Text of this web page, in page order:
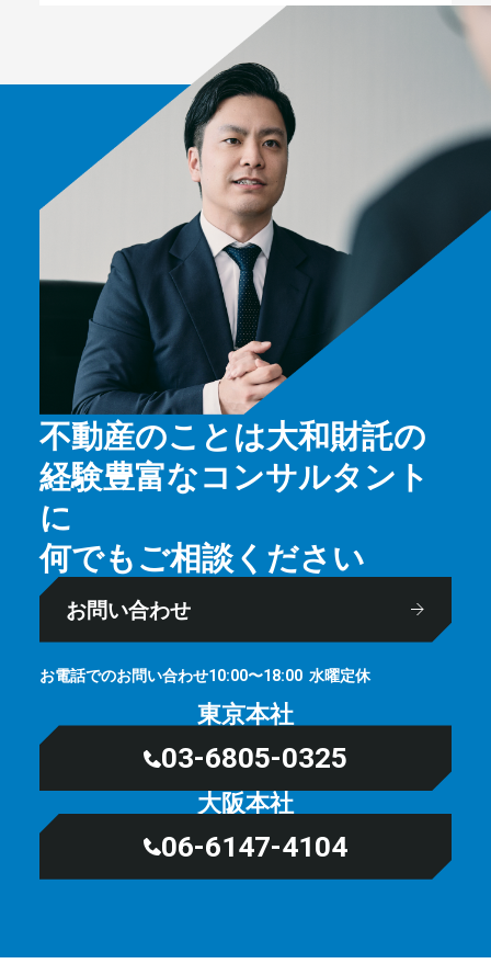
不動産のことは大和財託の
経験豊富なコンサルタント
に
何でもご相談ください
お問い合わせ
お電話でのお問い合わせ10:00〜18:00 ⽔曜定休
東京本社
03-6805-0325
大阪本社
06-6147-4104